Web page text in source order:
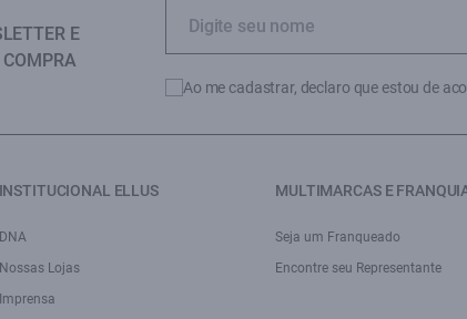
E
Ao me cadastrar, declaro que estou de
INSTITUCIONAL ELLUS
DNA
Nossas Lojas
Imprensa
MULTIMARCAS E
Seja um Franqueado
Encontre seu Representante